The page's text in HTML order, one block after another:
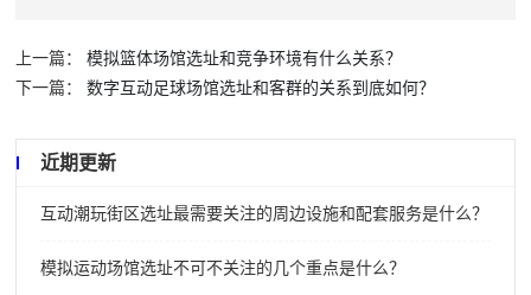
上一篇：
模拟篮体场馆选址和竞争环境有什么关系？
下一篇：
数字互动足球场馆选址和客群的关系到底如何？
近期更新
互动潮玩街区选址最需要关注的周边设施和配套服务是什么？
模拟运动场馆选址不可不关注的几个重点是什么？